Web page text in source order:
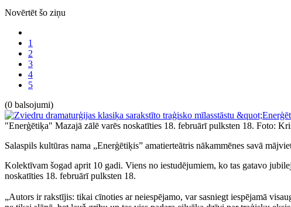
Novērtēt šo ziņu
1
2
3
4
5
(0 balsojumi)
"Enerģētiķa" Mazajā zālē varēs noskatīties 18. februārī pulksten 18. Foto:
Salaspils kultūras nama „Enerģētiķis” amatierteātris nākammēnes savā
Kolektīvam šogad aprit 10 gadi. Viens no iestudējumiem, ko tas gatavo
noskatīties 18. februārī pulksten 18.
„Autors ir rakstījis: tikai cīnoties ar neiespējamo, var sasniegt iespējamā